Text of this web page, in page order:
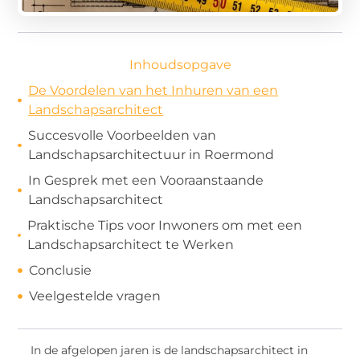
Inhoudsopgave
De Voordelen van het Inhuren van een
Landschapsarchitect
Succesvolle Voorbeelden van
Landschapsarchitectuur in Roermond
In Gesprek met een Vooraanstaande
Landschapsarchitect
Praktische Tips voor Inwoners om met een
Landschapsarchitect te Werken
Conclusie
Veelgestelde vragen
In de afgelopen jaren is de landschapsarchitect in